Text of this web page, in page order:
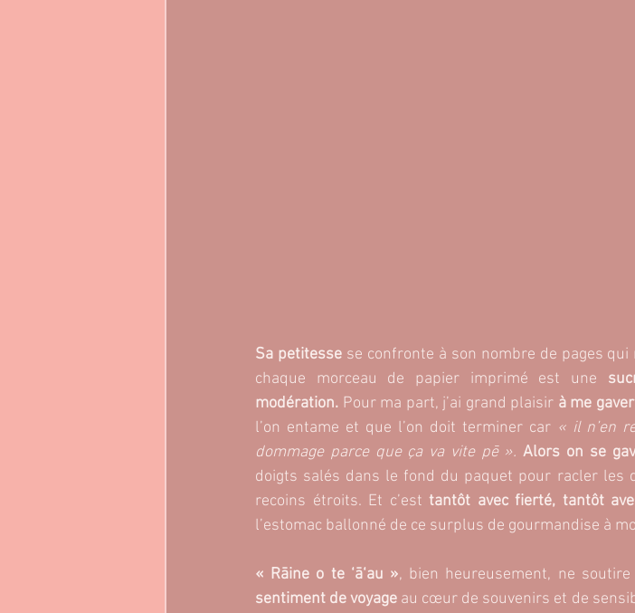
Sa petitesse se confronte à son nombre de pages qui
chaque morceau de papier imprimé est une
modération. Pour ma part, j’ai grand plaisir à me
l’on entame et que l’on doit terminer car « il n’en
dommage parce que ça va vite pē ». Alors on se
doigts salés dans le fond du paquet pour racler les
recoins étroits. Et c’est tantôt avec fierté, tantôt
l’estomac ballonné de ce surplus de gourmandise à
« Rāine o te ‘ā‘au »
sentiment de voyage au cœur de souvenirs et de